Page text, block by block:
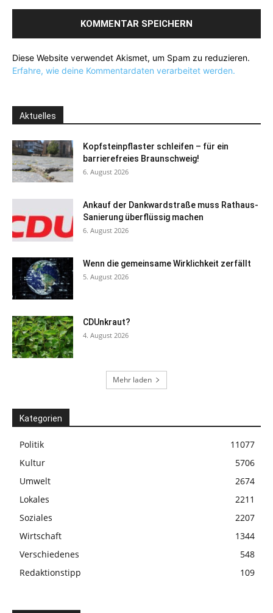
Diese Website verwendet Akismet, um Spam zu reduzieren.
Erfahre, wie deine Kommentardaten verarbeitet werden.
Aktuelles
Kopfsteinpflaster schleifen – für ein
barrierefreies Braunschweig!
6. August 2026
Ankauf der Dankwardstraße muss Rathaus-
Sanierung überflüssig machen
6. August 2026
Wenn die gemeinsame Wirklichkeit zerfällt
5. August 2026
CDUnkraut?
4. August 2026
Mehr laden
Kategorien
Politik
11077
Kultur
5706
Umwelt
2674
Lokales
2211
Soziales
2207
Wirtschaft
1344
Verschiedenes
548
Redaktionstipp
109